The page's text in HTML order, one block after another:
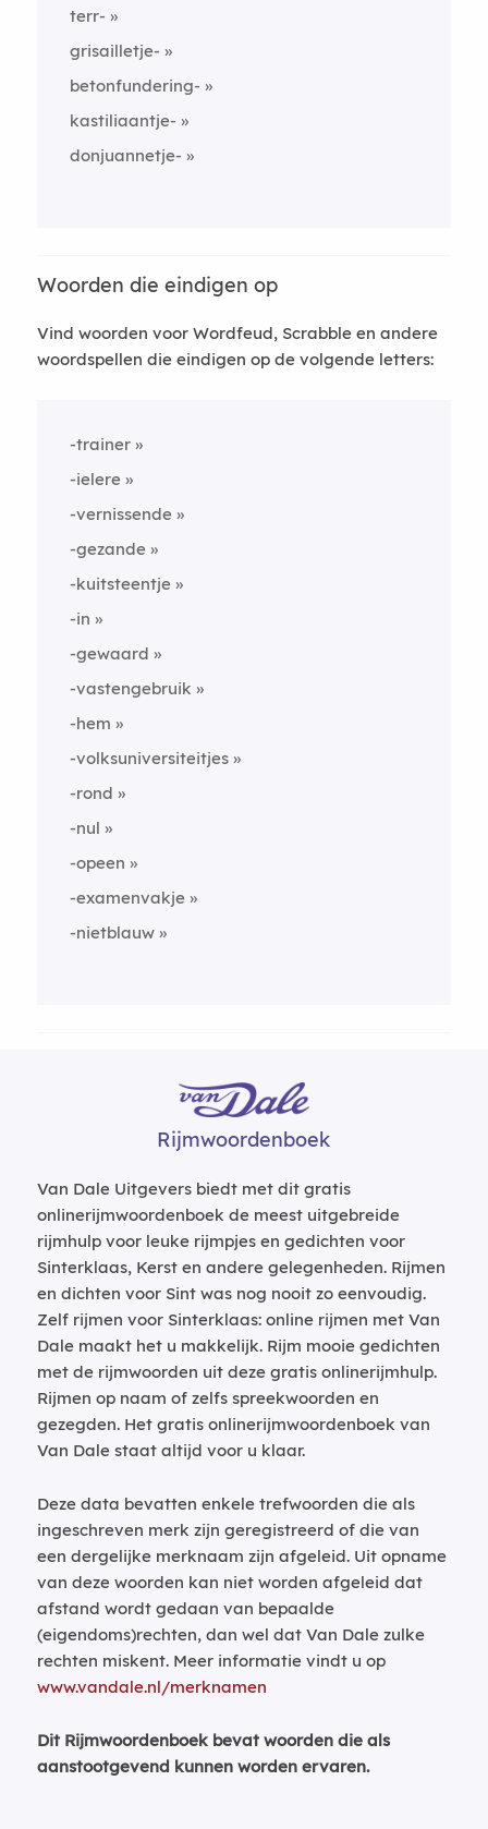
terr-
grisailletje-
betonfundering-
kastiliaantje-
donjuannetje-
Woorden die eindigen op
Vind woorden voor Wordfeud, Scrabble en andere
woordspellen die eindigen op de volgende letters:
-trainer
-ielere
-vernissende
-gezande
-kuitsteentje
-in
-gewaard
-vastengebruik
-hem
-volksuniversiteitjes
-rond
-nul
-opeen
-examenvakje
-nietblauw
Rijmwoordenboek
Van Dale Uitgevers biedt met dit gratis
onlinerijmwoordenboek de meest uitgebreide
rijmhulp voor leuke rijmpjes en gedichten voor
Sinterklaas, Kerst en andere gelegenheden. Rijmen
en dichten voor Sint was nog nooit zo eenvoudig.
Zelf rijmen voor Sinterklaas: online rijmen met Van
Dale maakt het u makkelijk. Rijm mooie gedichten
met de rijmwoorden uit deze gratis onlinerijmhulp.
Rijmen op naam of zelfs spreekwoorden en
gezegden. Het gratis onlinerijmwoordenboek van
Van Dale staat altijd voor u klaar.
Deze data bevatten enkele trefwoorden die als
ingeschreven merk zijn geregistreerd of die van
een dergelijke merknaam zijn afgeleid. Uit opname
van deze woorden kan niet worden afgeleid dat
afstand wordt gedaan van bepaalde
(eigendoms)rechten, dan wel dat Van Dale zulke
rechten miskent. Meer informatie vindt u op
www.vandale.nl/merknamen
Dit Rijmwoordenboek bevat woorden die als
aanstootgevend kunnen worden ervaren.